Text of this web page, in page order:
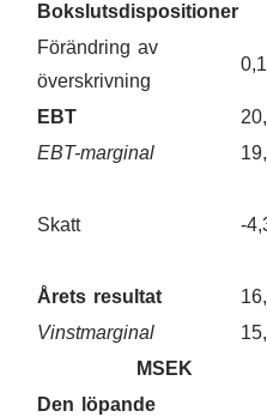
Bokslutsdispositioner
Förändring av
överskrivning
0,1
EBT
EBT-marginal
Skatt -
Årets resultat
Vinstmarginal
MSEK
Den löpande